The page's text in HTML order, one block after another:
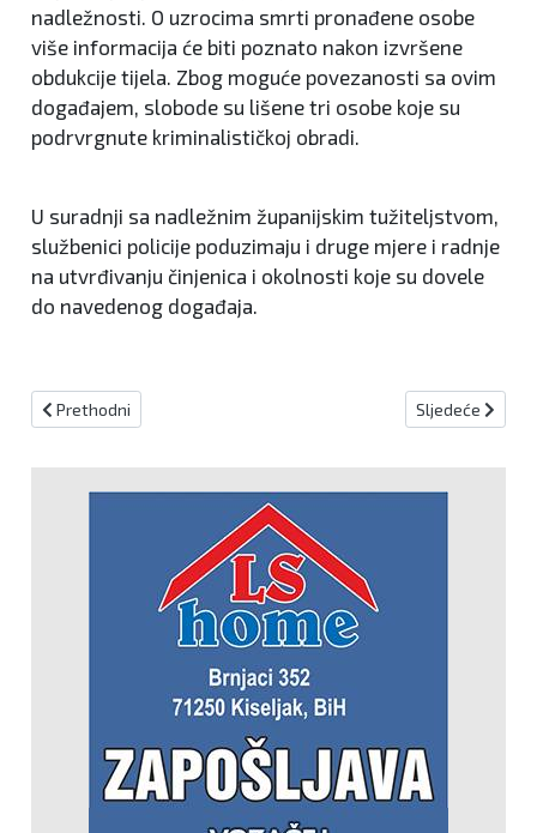
nadležnosti. O uzrocima smrti pronađene osobe
više informacija će biti poznato nakon izvršene
obdukcije tijela. Zbog moguće povezanosti sa ovim
događajem, slobode su lišene tri osobe koje su
podrvrgnute kriminalističkoj obradi.
U suradnji sa nadležnim županijskim tužiteljstvom,
službenici policije poduzimaju i druge mjere i radnje
na utvrđivanju činjenica i okolnosti koje su dovele
do navedenog događaja.
Prethodni članak: Krijumčari 110 kilograma skanka saslušani u
Prethodni Sljedeći
Sljedeće